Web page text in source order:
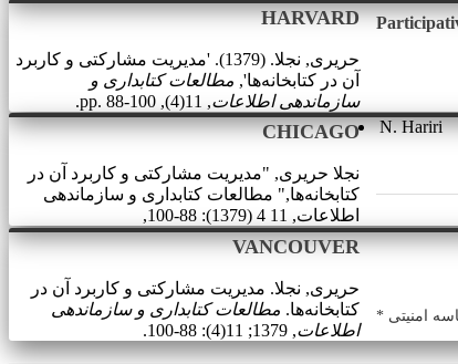
N. Hariri
امنیتی *
HARVARD
حریری, نجلا. (1379). 'مدیریت مشارکتی و کاربرد
آن در کتابخانه‌ها', مطالعات کتابداری و
سازماندهی اطلاعات, 11(4), pp. 88-100.
CHICAGO
نجلا حریری, "مدیریت مشارکتی و کاربرد آن در
کتابخانه‌ها," مطالعات کتابداری و سازماندهی
اطلاعات, 11 4 (1379): 88-100,
VANCOUVER
حریری, نجلا. مدیریت مشارکتی و کاربرد آن در
کتابخانه‌ها. مطالعات کتابداری و سازماندهی
اطلاعات, 1379; 11(4): 88-100.